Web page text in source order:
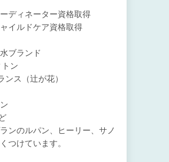
ーディネーター資格取得
イルドケア資格取得
ブランド
トン
ンス（辻が花）
ンのルパン、ヒーリー、サノ
つけています。